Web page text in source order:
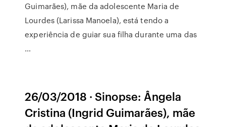
Guimarães), mãe da adolescente Maria de
Lourdes (Larissa Manoela), está tendo a
experiência de guiar sua filha durante uma das
…
26/03/2018 · Sinopse: Ângela
Cristina (Ingrid Guimarães), mãe